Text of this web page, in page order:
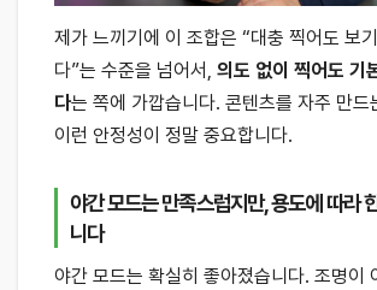
제가 느끼기에 이 조합은 “대충 찍어도 보
다”는 수준을 넘어서, 의도 없이 찍어도 기
다는 쪽에 가깝습니다. 콘텐츠를 자주 만드
이런 안정성이 정말 중요합니다.
야간 모드는 만족스럽지만, 용도에 따라
니다
야간 모드는 확실히 좋아졌습니다. 조명이